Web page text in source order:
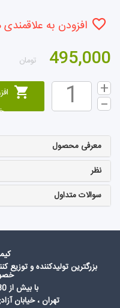
افزودن به علاقمندی
495,000 تومان
معرفی محصول
نظر
سوالات متداول
بزرگترین تولیدکننده و
با بیش از 30 سال سابقه درخشان
تهران ، خیابان